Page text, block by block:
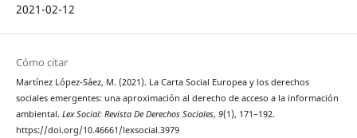
2021-02-12
Cómo citar
Martínez López-Sáez, M. (2021). La Carta Social Europea y los derechos
sociales emergentes: una aproximación al derecho de acceso a la información
ambiental. Lex Social: Revista De Derechos Sociales, 9(1), 171–192.
https://doi.org/10.46661/lexsocial.3979